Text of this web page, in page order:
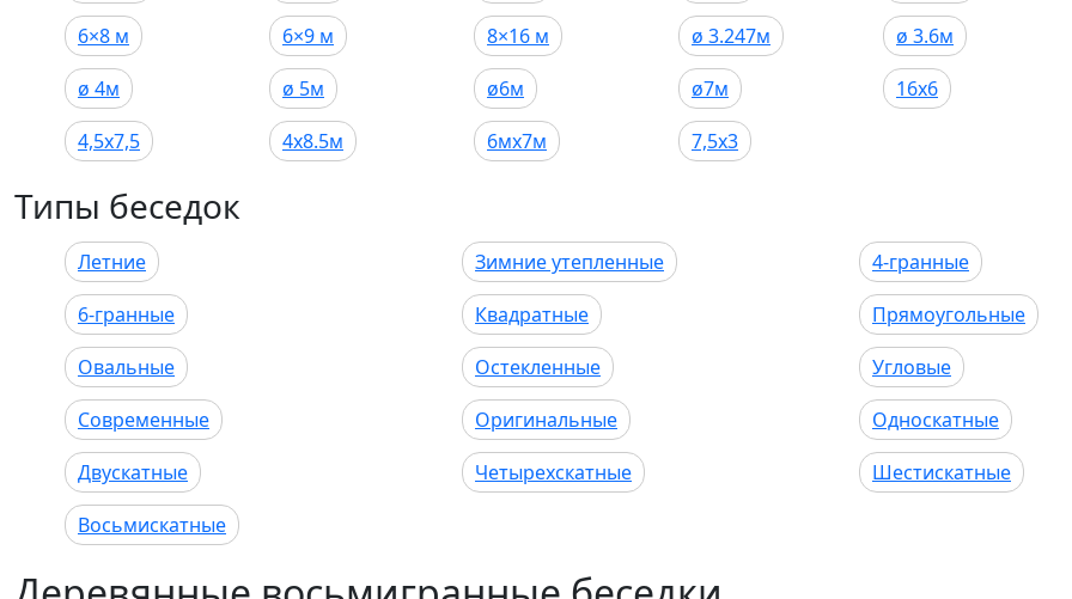
6×8 м
6×9 м 8×16 м ø 3.247м ø 3.6м
ø 4м
ø 5м ø6м ø7м 16х6
4,5х7,5
4х8.5м 6мх7м 7,5х3
Типы беседок
Летние Зимние утепленные
4-гранные
6-гранные
Квадратные
Прямоугольные
Овальные
Остекленные
Угловые
Современные
Оригинальные
Односкатные
Двускатные
Четырехскатные
Шестискатные
Восьмискатные